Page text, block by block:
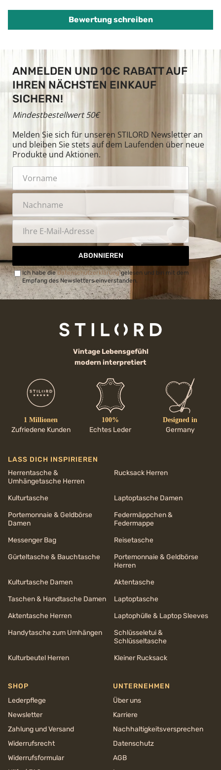
Bewertung schreiben
ANMELDEN UND 10€ RABATT AUF
IHREN NÄCHSTEN EINKAUF
SICHERN!
Mindestbestellwert 50€
Melden Sie sich für unseren STILORD Newsletter an
und bleiben Sie stets auf dem Laufenden über neue
Produkte und Aktionen.
ABONNIEREN
Ich habe dieDatenschutzerklärunggelesen und bin mit dem
Empfang des Newsletters einverstanden.
Vintage Lebensgefühl
modern interpretiert
1 Millionen
Zufriedene Kunden
100%
Echtes Leder
Designed in
Germany
LASS DICH INSPIRIEREN
Herrentasche &
Umhängetasche Herren
Rucksack Herren
Kulturtasche
Laptoptasche Damen
Portemonnaie & Geldbörse
Damen
Federmäppchen &
Federmappe
Messenger Bag
Reisetasche
Gürteltasche & Bauchtasche
Portemonnaie & Geldbörse
Herren
Kulturtasche Damen
Aktentasche
Taschen & Handtasche Damen
Laptoptasche
Aktentasche Herren
Laptophülle & Laptop Sleeves
Handytasche zum Umhängen
Schlüsseletui &
Schlüsseltasche
Kulturbeutel Herren
Kleiner Rucksack
SHOP
Lederpflege
Newsletter
Zahlung und Versand
Widerrufsrecht
Widerrufsformular
UNTERNEHMEN
Über uns
Karriere
Nachhaltigkeits­versprechen
Datenschutz
AGB